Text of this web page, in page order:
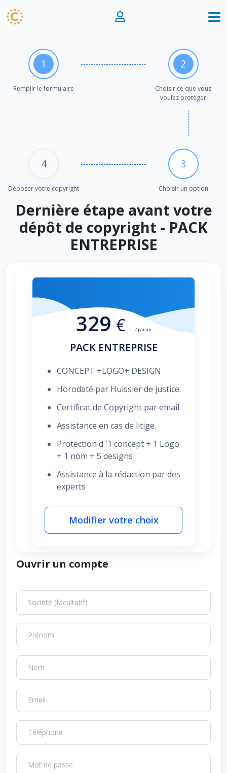
1
Remplir le formulaire
2
Choisir ce que vous
voulez protéger
3
Choisir un option
4
Déposer votre copyright
Dernière étape avant votre
dépôt de copyright - PACK
ENTREPRISE
329 € / par an
PACK ENTREPRISE
CONCEPT +LOGO+ DESIGN
Horodaté par Huissier de justice.
Certificat de Copyright par email.
Assistance en cas de litige.
Protection d '1 concept + 1 Logo
+ 1 nom + 5 designs
Assistance à la rédaction par des
experts
Modifier votre choix
Ouvrir un compte
Société (facultatif)
Prénom
Nom
Email
Téléphone
Mot de passe